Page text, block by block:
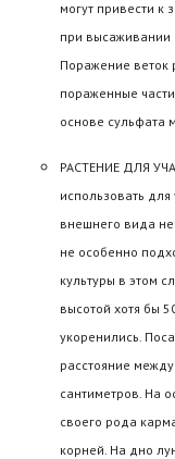
могут привести к
при высаживании
Поражение веток
пораженные
основе сульфата
РАСТЕНИЕ ДЛЯ
использовать
внешнего вида
не особенно
культуры в этом
высотой хотя бы
укоренились.
расстояние
сантиметров. На
своего рода
корней. На дно